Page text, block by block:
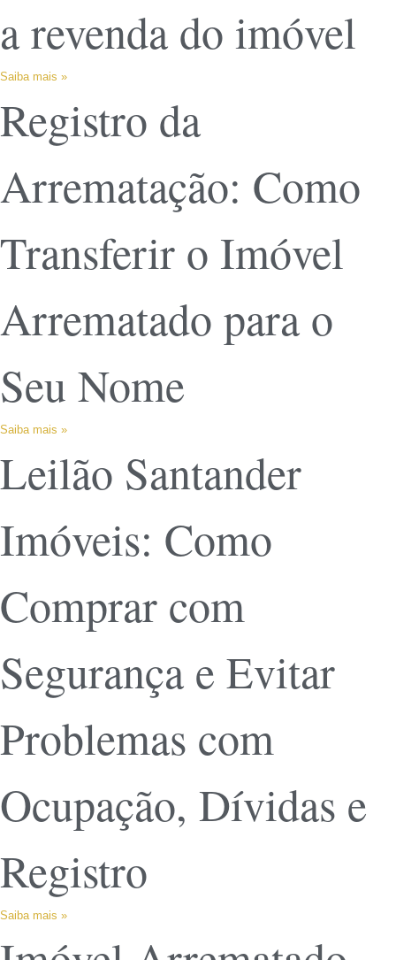
a revenda do imóvel
Saiba mais »
Registro da
Arrematação: Como
Transferir o Imóvel
Arrematado para o
Seu Nome
Saiba mais »
Leilão Santander
Imóveis: Como
Comprar com
Segurança e Evitar
Problemas com
Ocupação, Dívidas e
Registro
Saiba mais »